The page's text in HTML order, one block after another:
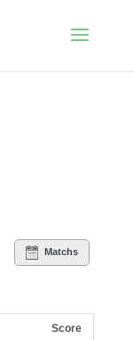
Matchs
Score